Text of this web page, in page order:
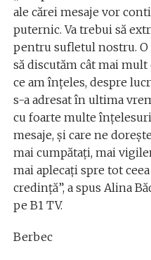
ale cărei mesaje vor
puternic. Va trebui să
pentru sufletul nostru. O
să discutăm cât mai mult
ce am înțeles, despre
s-a adresat în ultima
cu foarte multe
mesaje, și care ne
mai cumpătați, mai
mai aplecați spre tot
credință”, a spus Alina
pe B1 TV.
Berbec